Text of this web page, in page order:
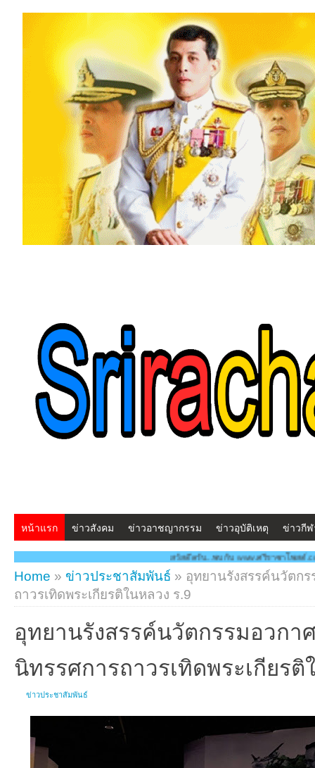
หน้าแรก ข่าวสังคม ข่าวอาชญากรรม ข่าวอุบัติเหตุ ข่าวกี
สวัสดีครับ...พบกับ www.ศรีราชาโพสต์.com โฉมใหม่!! "สร้าง
Home » ข่าวประชาสัมพันธ์ » อุทยานรังสรรค์นวัตก
ถาวรเทิดพระเกียรติในหลวง ร.9
อุทยานรังสรรค์นวัตกรรมอวกา
นิทรรศการถาวรเทิดพระเกียรติ
ข่าวประชาสัมพันธ์